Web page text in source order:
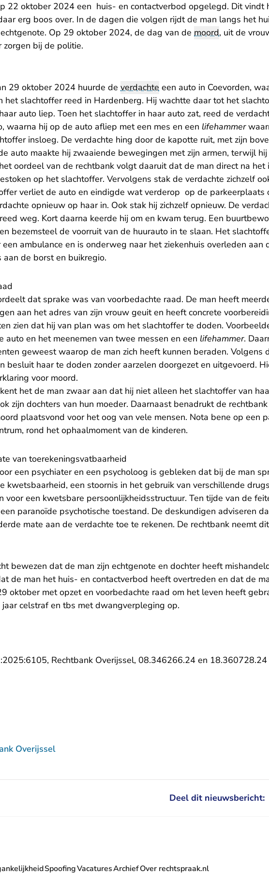
22 oktober 2024 een huis- en contactverbod opgelegd. Dit vindt
erg boos over. In de dagen die volgen rijdt de man langs het
Op 29 oktober 2024, de dag van de moord, uit de
zorgen bij de politie.
29 oktober 2024 huurde de verdachte een auto in Coevorden,
het slachtoffer reed in Hardenberg. Hij wachtte daar tot het
auto liep. Toen het slachtoffer in haar auto zat, reed de
waarna hij op de auto afliep met een mes en een lifehammer
insloeg. De verdachte hing door de kapotte ruit, met zijn
auto maakte hij zwaaiende bewegingen met zijn armen, terwijl
oordeel van de rechtbank volgt daaruit dat de man direct na het
op het slachtoffer. Vervolgens stak de verdachte zichzelf
verliet de auto en eindigde wat verderop op de parkeerplaats
opnieuw op haar in. Ook stak hij zichzelf opnieuw. De
weg. Kort daarna keerde hij om en kwam terug. Een
bezemsteel de voorruit van de huurauto in te slaan. Het
ambulance en is onderweg naar het ziekenhuis overleden aan
de borst en buikregio.
dat sprake was van voorbedachte raad. De man heeft
aan het adres van zijn vrouw geuit en heeft concrete
zien dat hij van plan was om het slachtoffer te doden.
auto en het meenemen van twee messen en een lifehammer.
geweest waarop de man zich heeft kunnen beraden. Volgens
besluit haar te doden zonder aarzelen doorgezet en uitgevoerd.
voor moord.
het de man zwaar aan dat hij niet alleen het slachtoffer van
zijn dochters van hun moeder. Daarnaast benadrukt de
plaatsvond voor het oog van vele mensen. Nota bene op een
rond het ophaalmoment van de kinderen.
van toerekeningsvatbaarheid
een psychiater en een psycholoog is gebleken dat bij de man
kwetsbaarheid, een stoornis in het gebruik van verschillende
voor een kwetsbare persoonlijkheidsstructuur. Ten tijde van de
paranoïde psychotische toestand. De deskundigen adviseren
mate aan de verdachte toe te rekenen. De rechtbank neemt
bewezen dat de man zijn echtgenote en dochter heeft
de man het huis- en contactverbod heeft overtreden en dat de
oktober met opzet en voorbedachte raad om het leven heeft
celstraf en tbs met dwangverpleging op.
Rechtbank Overijssel, 08.346266.24 en 18.360728.24
Overijssel
Deel dit nieuwsbericht:
SpoofingVacaturesArchiefOver rechtspraak.nl